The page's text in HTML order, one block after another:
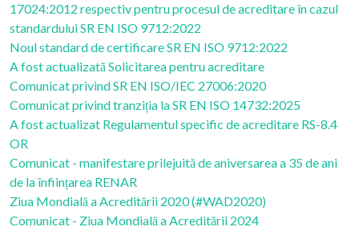
17024:2012 respectiv pentru procesul de acreditare în cazul
standardului SR EN ISO 9712:2022
Noul standard de certificare SR EN ISO 9712:2022
A fost actualizată Solicitarea pentru acreditare
Comunicat privind SR EN ISO/IEC 27006:2020
Comunicat privind tranziția la SR EN ISO 14732:2025
A fost actualizat Regulamentul specific de acreditare RS-8.4
OR
Comunicat - manifestare prilejuită de aniversarea a 35 de ani
de la înființarea RENAR
Ziua Mondială a Acreditării 2020 (#WAD2020)
Comunicat - Ziua Mondială a Acreditării 2024